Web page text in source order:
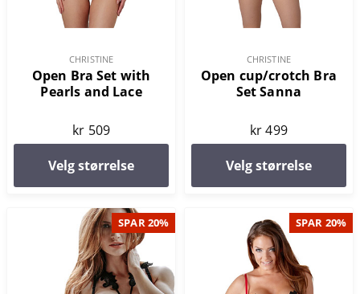
CHRISTINE
Open Bra Set with
Pearls and Lace
kr 509
Velg størrelse
CHRISTINE
Open cup/crotch Bra
Set Sanna
kr 499
Velg størrelse
SPAR 20% SPAR 20%